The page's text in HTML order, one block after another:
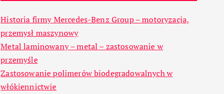
Historia firmy Mercedes-Benz Group – motoryzacja,
przemysł maszynowy
Metal laminowany – metal – zastosowanie w
przemyśle
Zastosowanie polimerów biodegradowalnych w
włókiennictwie